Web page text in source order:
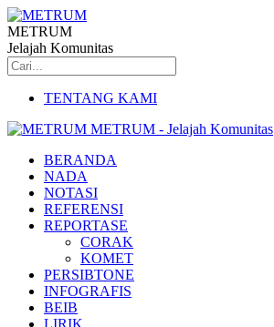
METRUM
Jelajah Komunitas
TENTANG KAMI
METRUM - Jelajah Komunitas
BERANDA
NADA
NOTASI
REFERENSI
REPORTASE
CORAK
KOMET
PERSIBTONE
INFOGRAFIS
BEIB
LIRIK